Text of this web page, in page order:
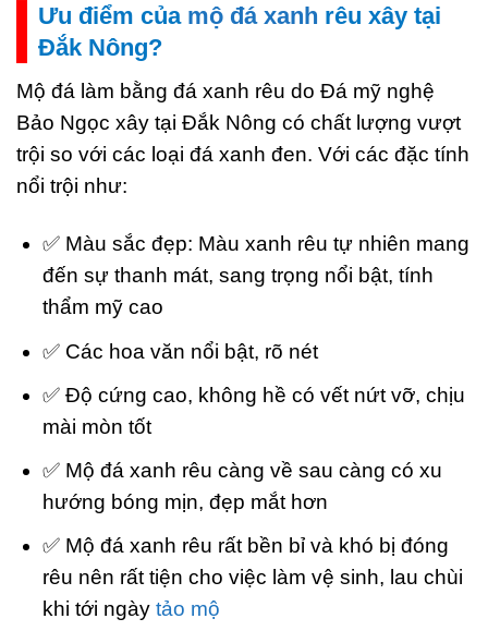
Ưu điểm của mộ đá xanh rêu xây tại
Đắk Nông?
Mộ đá làm bằng đá xanh rêu do Đá mỹ nghệ
Bảo Ngọc xây tại Đắk Nông có chất lượng vượt
trội so với các loại đá xanh đen. Với các đặc tính
nổi trội như:
✅ Màu sắc đẹp: Màu xanh rêu tự nhiên mang
đến sự thanh mát, sang trọng nổi bật, tính
thẩm mỹ cao
✅ Các hoa văn nổi bật, rõ nét
✅ Độ cứng cao, không hề có vết nứt vỡ, chịu
mài mòn tốt
✅ Mộ đá xanh rêu càng về sau càng có xu
hướng bóng mịn, đẹp mắt hơn
✅ Mộ đá xanh rêu rất bền bỉ và khó bị đóng
rêu nên rất tiện cho việc làm vệ sinh, lau chùi
khi tới ngàytảo mộ